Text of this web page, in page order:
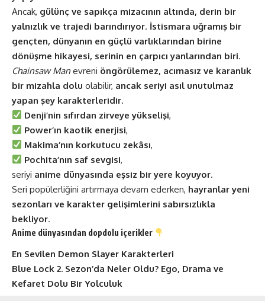
Ancak, gülünç ve sapıkça mizacının altında, derin bir
yalnızlık ve trajedi barındırıyor. İstismara uğramış bir
gençten, dünyanın en güçlü varlıklarından birine
dönüşme hikayesi, serinin en çarpıcı yanlarından biri.
Chainsaw Man evreni öngörülemez, acımasız ve karanlık
bir mizahla dolu olabilir, ancak seriyi asıl unutulmaz
yapan şey karakterleridir.
Denji’nin sıfırdan zirveye yükselişi,
Power’ın kaotik enerjisi,
Makima’nın korkutucu zekâsı,
Pochita’nın saf sevgisi,
seriyi anime dünyasında eşsiz bir yere koyuyor.
Seri popülerliğini artırmaya devam ederken, hayranlar yeni
sezonları ve karakter gelişimlerini sabırsızlıkla
bekliyor.
Anime dünyasından dopdolu içerikler
En Sevilen Demon Slayer Karakterleri
Blue Lock 2. Sezon’da Neler Oldu? Ego, Drama ve
Kefaret Dolu Bir Yolculuk